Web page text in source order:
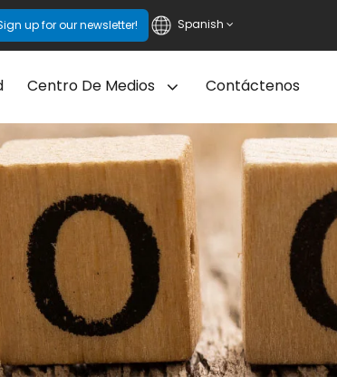
up for our newsletter! Spanish
Centro De Medios Contáctenos